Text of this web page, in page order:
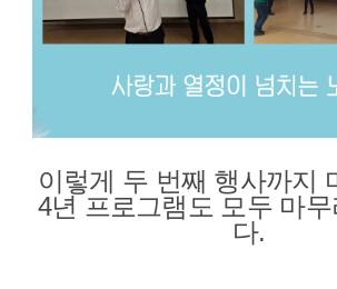
이렇게 두 번째 행사까지
4년 프로그램도 모두 마무
다.